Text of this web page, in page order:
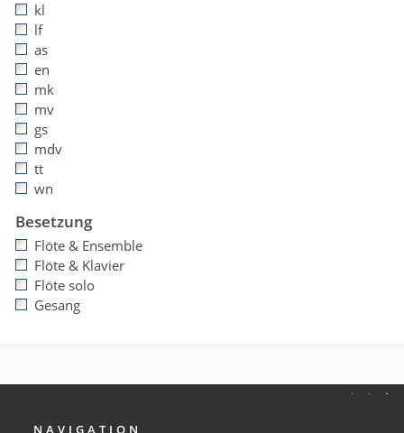
kl
lf
as
en
mk
mv
gs
mdv
tt
wn
Besetzung
Flöte & Ensemble
Flöte & Klavier
Flöte solo
Gesang
NAVIGATION